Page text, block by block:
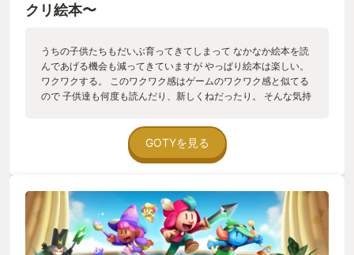
クリ絵本〜
うちの子供たちもだいぶ育ってきてしまって なかなか絵本を読
んであげる機会も減ってきていますが やっぱり絵本は楽しい。
ワクワクする。 このワクワク感はゲームのワクワク感と似てる
ので 子供達も何度も読んだり、新しくねだったり。 そんな気持
ム。 絵がホントに綺麗だしよくできてる。 ミニゲームも豊富で
少し難しかったりするけどやらないこともできるので 誰でも楽
しめる感じ。 物語を作ってギミックを解いていくところもあ
GOTYを見る